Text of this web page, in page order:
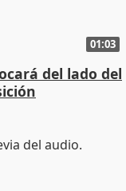
01:03
del lado del